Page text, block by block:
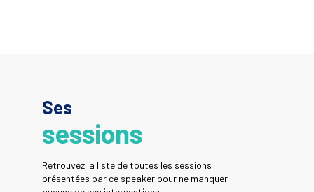
Ses
sessions
Retrouvez la liste de toutes les sessions
présentées par ce speaker pour ne manquer